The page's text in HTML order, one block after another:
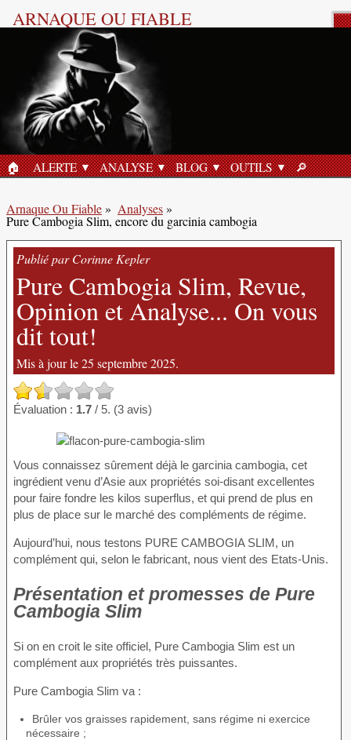
ARNAQUE OU FIABLE
ACCUEIL
🏠︎ ALERTE ANALYSE BLOG OUTILS 🔎︎
Arnaque Ou Fiable» Analyses»
Pure Cambogia Slim, encore du garcinia cambogia
Publié par Corinne Kepler
Pure Cambogia Slim, Revue,
Opinion et Analyse... On vous
dit tout!
Mis à jour le 25 septembre 2025.
Évaluation : 1.7 / 5. (3 avis)
Vous connaissez sûrement déjà le garcinia cambogia, cet
ingrédient venu d’Asie aux propriétés soi-disant excellentes
pour faire fondre les kilos superflus, et qui prend de plus en
plus de place sur le marché des compléments de régime.
Aujourd’hui, nous testons PURE CAMBOGIA SLIM, un
complément qui, selon le fabricant, nous vient des Etats-Unis.
Présentation et promesses de Pure
Cambogia Slim
Si on en croit le site officiel, Pure Cambogia Slim est un
complément aux propriétés très puissantes.
Pure Cambogia Slim va :
Brûler vos graisses rapidement, sans régime ni exercice
nécessaire ;